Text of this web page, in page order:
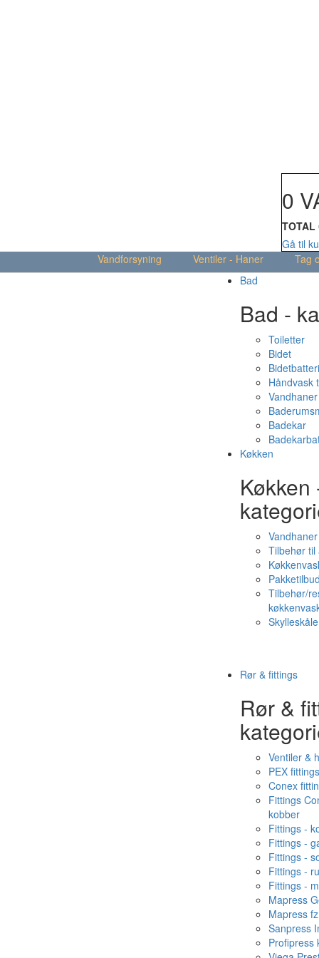
0
TOTAL
Gå til
Vandforsyning
Ventiler - Haner
Tag
Bad
Bad -
Toiletter
Bidet
Håndvask
Badekar
Køkken
Køkken
Vandhaner
Tilbehør
Tilbehør/
Rør & fittings
Rør &
Ventiler &
PEX fittings
Conex
Fittings
kobber
Fittings -
Fittings -
Fittings -
Fittings -
Fittings -
Mapress
Mapress fz
Sanpress
Profipress